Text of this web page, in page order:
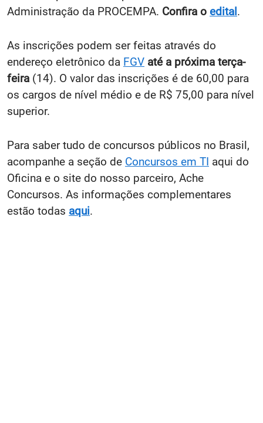
Administração da PROCEMPA. Confira o edital.
As inscrições podem ser feitas através do
endereço eletrônico da FGV até a próxima terça-
feira (14). O valor das inscrições é de 60,00 para
os cargos de nível médio e de R$ 75,00 para nível
superior.
Para saber tudo de concursos públicos no Brasil,
acompanhe a seção de Concursos em TI aqui do
Oficina e o site do nosso parceiro, Ache
Concursos. As informações complementares
estão todas aqui.